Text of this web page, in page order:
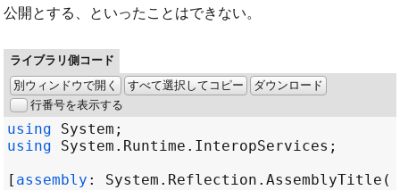
公開とする、といったことはできない。
ライブラリ側コード
別ウィンドウで開く
すべて選択してコピー
ダウンロード
行番号を表示する
using System
using
System . Runtime . InteropServices
[ assembly : System . Reflection . AssemblyTitle (